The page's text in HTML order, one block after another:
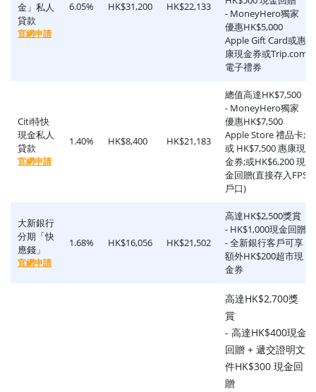
金」私人
貸款
官網申請
6.05% HK$31,200 HK$22,133
- MoneyHero獨家
優惠HK$5,000
Apple Gift Card或惠
康現金券或Trip.com
電子禮券
Citi特快
現金私人
貸款
官網申請
1.40% HK$8,400 HK$21,183
總值高達HK$7,500
- MoneyHero獨家
優惠HK$7,500
Apple Store 禮品卡;
或 HK$7,500 惠康現
金券;或HK$6,200 現
金回贈(直接存入FPS
戶口)
大新銀行
分期「快
應錢」
官網申請
1.68% HK$16,056 HK$21,502
高達HK$2,500獎賞
- HK$1,000現金回贈
- 全新銀行客戶可享
額外HK$200超市現
金券
高達HK$2,700獎
賞
- 高達HK$400現金
回贈 + 遞交證明文
件HK$300 現金回
贈